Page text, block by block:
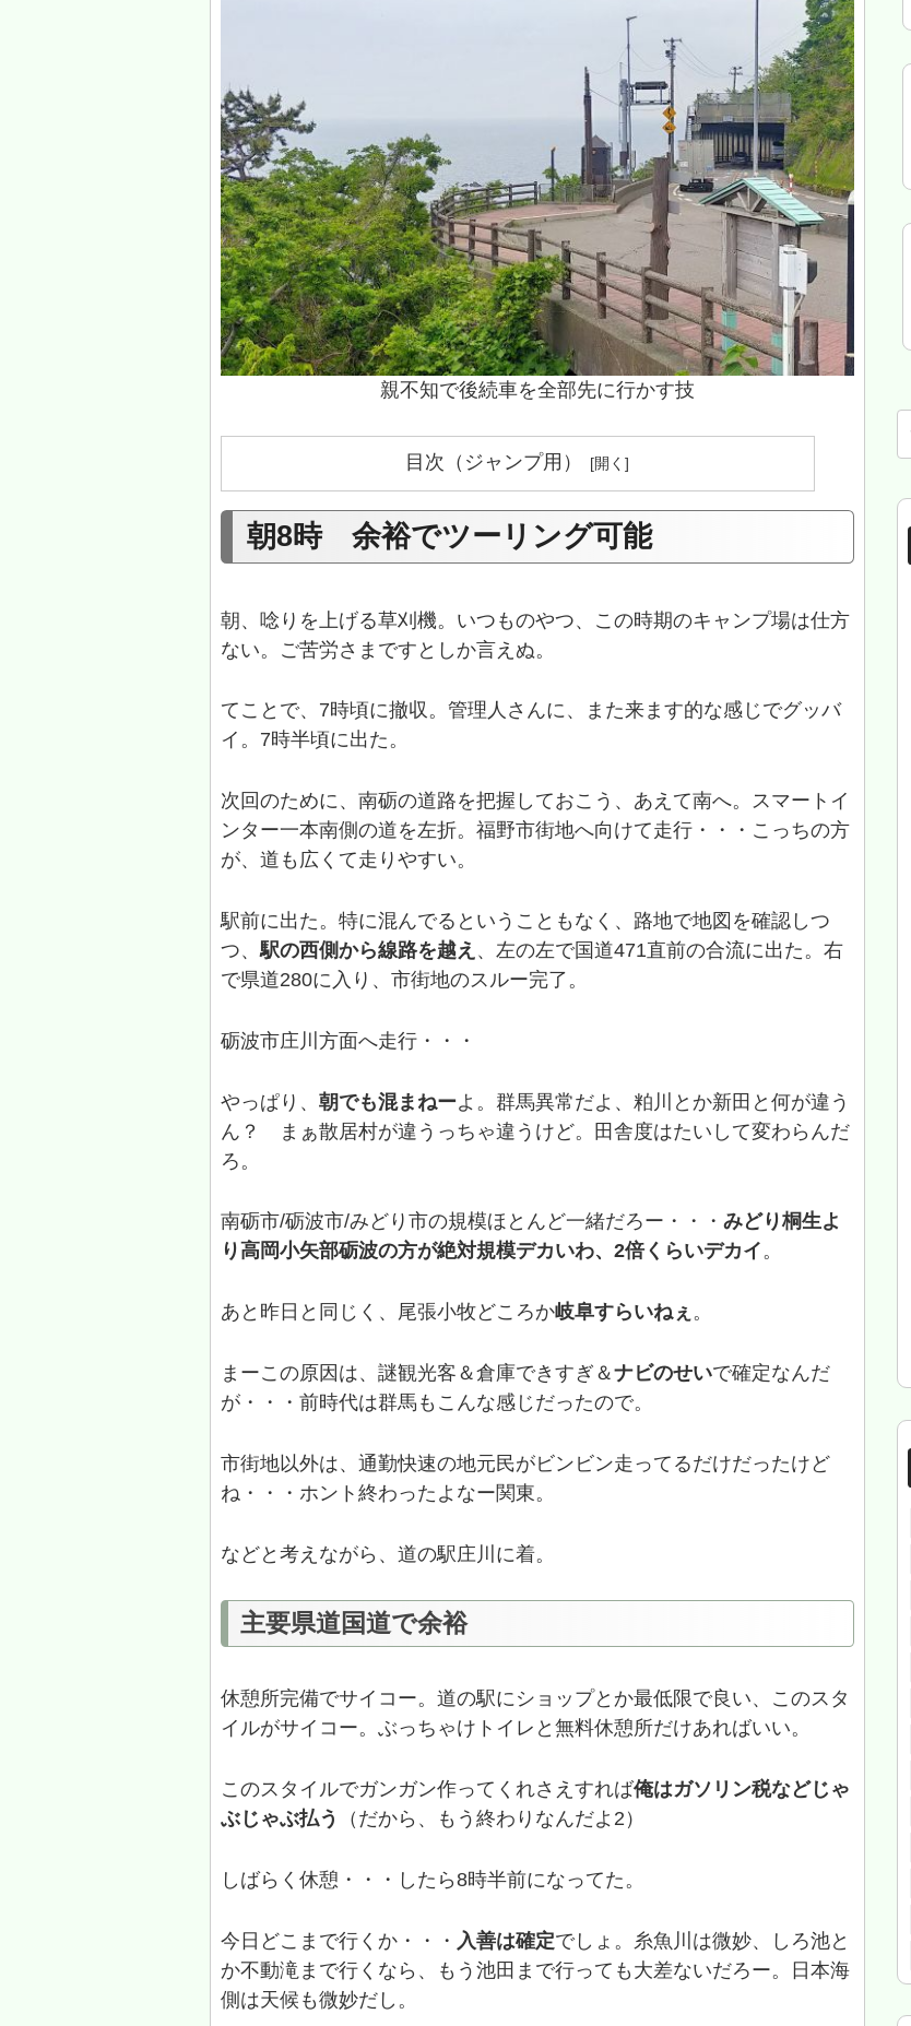
親不知で後続車を全部先に行かす技
目次（ジャンプ用）
朝8時 余裕でツーリング可能
朝、唸りを上げる草刈機。いつものやつ、この時期のキャンプ場は仕方
ない。ご苦労さまですとしか言えぬ。
てことで、7時頃に撤収。管理人さんに、また来ます的な感じでグッバ
イ。7時半頃に出た。
次回のために、南砺の道路を把握しておこう、あえて南へ。スマートイ
ンター一本南側の道を左折。福野市街地へ向けて走行・・・こっちの方
が、道も広くて走りやすい。
駅前に出た。特に混んでるということもなく、路地で地図を確認しつ
つ、駅の西側から線路を越え 、左の左で国道471直前の合流に出た。右
で県道280に入り、市街地のスルー完了。
砺波市庄川方面へ走行・・・
やっぱり、 朝でも混まねーよ。群馬異常だよ、粕川とか新田と何が違う
ん？ まぁ散居村が違うっちゃ違うけど。田舎度はたいして変わらんだ
ろ。
南砺市/砺波市/みどり市の規模ほとんど一緒だろー・・・ みどり桐生よ
り高岡小矢部砺波の方が絶対規模デカいわ、2倍くらいデカイ。
あと昨日と同じく、尾張小牧どころか岐阜すらいねぇ 。
まーこの原因は、謎観光客＆倉庫できすぎ＆ナビのせいで確定なんだ
が・・・前時代は群馬もこんな感じだったので。
市街地以外は、通勤快速の地元民がビンビン走ってるだけだったけど
ね・・・ホント終わったよなー関東。
などと考えながら、道の駅庄川に着。
主要県道国道で余裕
休憩所完備でサイコー。道の駅にショップとか最低限で良い、このスタ
イルがサイコー。ぶっちゃけトイレと無料休憩所だけあればいい。
このスタイルでガンガン作ってくれさえすれば俺はガソリン税などじゃ
ぶじゃぶ払う
（だから、もう終わりなんだよ2）
しばらく休憩・・・したら8時半前になってた。
今日どこまで行くか・・・ 入善は確定でしょ。糸魚川は微妙、しろ池と
か不動滝まで行くなら、もう池田まで行っても大差ないだろー。日本海
側は天候も微妙だし。